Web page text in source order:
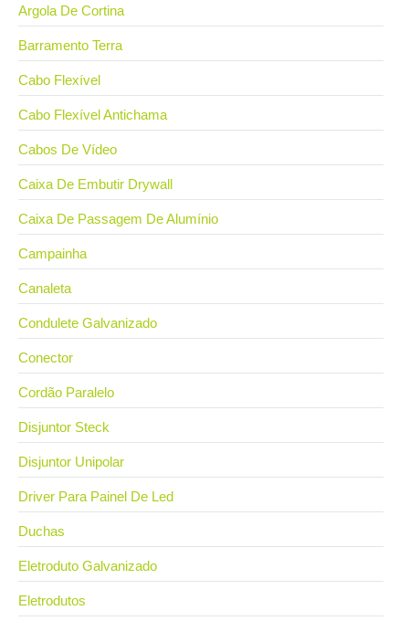
Argola De Cortina
Barramento Terra
Cabo Flexível
Cabo Flexível Antichama
Cabos De Vídeo
Caixa De Embutir Drywall
Caixa De Passagem De Alumínio
Campainha
Canaleta
Condulete Galvanizado
Conector
Cordão Paralelo
Disjuntor Steck
Disjuntor Unipolar
Driver Para Painel De Led
Duchas
Eletroduto Galvanizado
Eletrodutos